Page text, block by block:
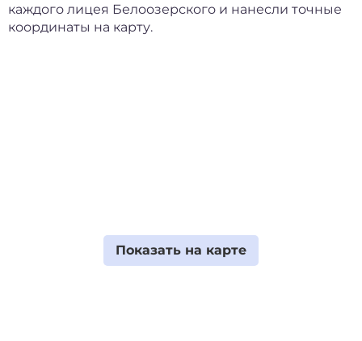
каждого лицея Белоозерского и нанесли точные
координаты на карту.